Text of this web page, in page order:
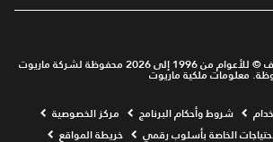
حقوق الطبع والنشر والتأليف © للأعوام من 1996 إلى 2026 محفوظة لشركة ماريوت
معلومات ملكية ماريوت
Opens a
شروط وأحكام البرنامج
مركز الخصوصية
الخاصة بأسلوب رقمي
خريطة المواقع